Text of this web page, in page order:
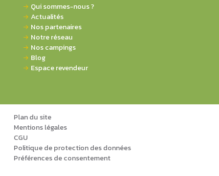
Qui sommes-nous ?
Actualités
Nos partenaires
Notre réseau
Nos campings
Blog
Espace revendeur
Plan du site
Mentions légales
CGU
Politique de protection des données
Préférences de consentement